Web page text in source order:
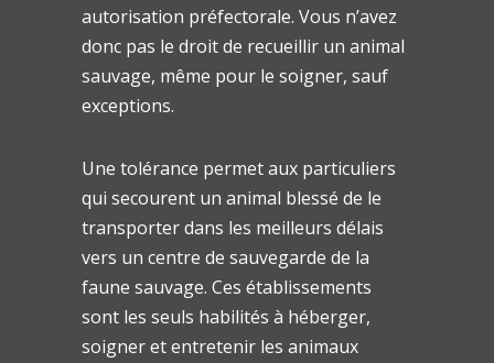
autorisation préfectorale. Vous n’avez
donc pas le droit de recueillir un animal
sauvage, même pour le soigner, sauf
exceptions.
Une tolérance permet aux particuliers
qui secourent un animal blessé de le
transporter dans les meilleurs délais
vers un centre de sauvegarde de la
faune sauvage. Ces établissements
sont les seuls habilités à héberger,
soigner et entretenir les animaux